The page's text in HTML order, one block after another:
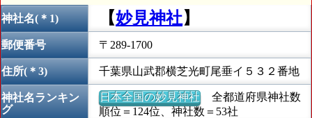
神社名(＊1) 【妙見神社】
郵便番号 〒289-1700
住所(＊3) 千葉県山武郡横芝光町尾垂イ５３２番地
神社名ランキン
グ
日本全国の妙見神社全都道府県神社数
順位＝124位、神社数＝53社